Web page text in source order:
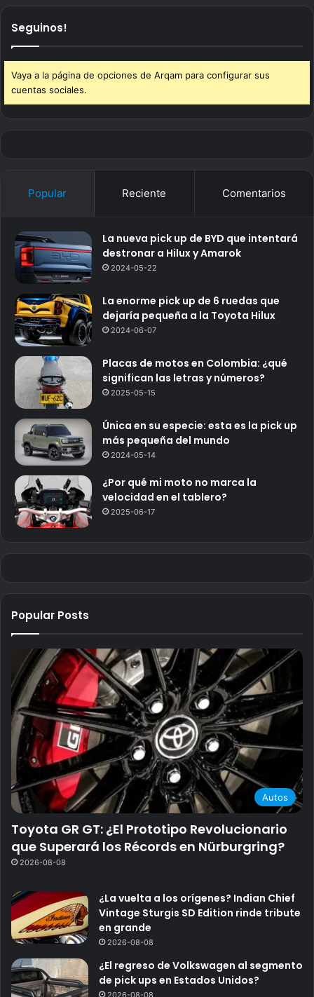
Seguinos!
Vaya a la página de opciones de Arqam para configurar sus
cuentas sociales.
Popular Reciente Comentarios
La nueva pick up de BYD que intentará
destronar a Hilux y Amarok
2024-05-22
La enorme pick up de 6 ruedas que
dejaría pequeña a la Toyota Hilux
2024-06-07
Placas de motos en Colombia: ¿qué
significan las letras y números?
2025-05-15
Única en su especie: esta es la pick up
más pequeña del mundo
2024-05-14
¿Por qué mi moto no marca la
velocidad en el tablero?
2025-06-17
Popular Posts
Autos
Toyota GR GT: ¿El Prototipo Revolucionario
que Superará los Récords en Nürburgring?
2026-08-08
¿La vuelta a los orígenes? Indian Chief
Vintage Sturgis SD Edition rinde tribute
en grande
2026-08-08
¿El regreso de Volkswagen al segmento
de pick ups en Estados Unidos?
2026-08-08